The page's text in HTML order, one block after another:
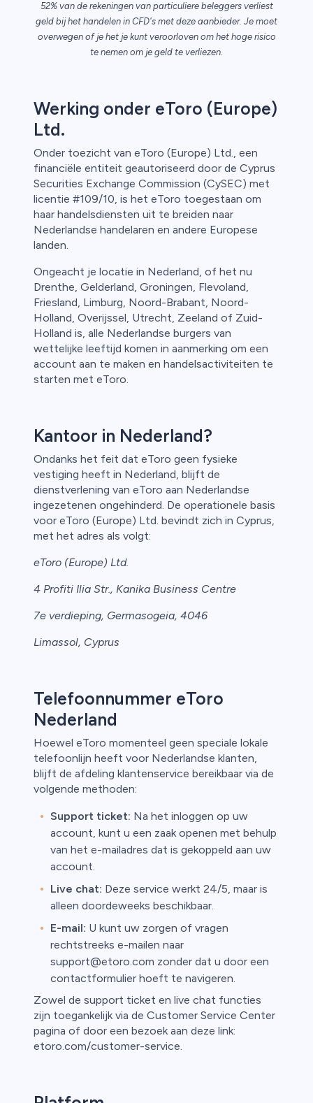
52% van de rekeningen van particuliere beleggers verliest
geld bij het handelen in CFD's met deze aanbieder. Je moet
overwegen of je het je kunt veroorloven om het hoge risico
te nemen om je geld te verliezen.
Werking onder eToro (Europe)
Ltd.
Onder toezicht van eToro (Europe) Ltd., een
financiële entiteit geautoriseerd door de Cyprus
Securities Exchange Commission (CySEC) met
licentie #109/10, is het eToro toegestaan om
haar handelsdiensten uit te breiden naar
Nederlandse handelaren en andere Europese
landen.
Ongeacht je locatie in Nederland, of het nu
Drenthe, Gelderland, Groningen, Flevoland,
Friesland, Limburg, Noord-Brabant, Noord-
Holland, Overijssel, Utrecht, Zeeland of Zuid-
Holland is, alle Nederlandse burgers van
wettelijke leeftijd komen in aanmerking om een
account aan te maken en handelsactiviteiten te
starten met eToro.
Kantoor in Nederland?
Ondanks het feit dat eToro geen fysieke
vestiging heeft in Nederland, blijft de
dienstverlening van eToro aan Nederlandse
ingezetenen ongehinderd. De operationele basis
voor eToro (Europe) Ltd. bevindt zich in Cyprus,
met het adres als volgt:
eToro (Europe) Ltd.
4 Profiti Ilia Str., Kanika Business Centre
7e verdieping, Germasogeia, 4046
Limassol, Cyprus
Telefoonnummer eToro
Nederland
Hoewel eToro momenteel geen speciale lokale
telefoonlijn heeft voor Nederlandse klanten,
blijft de afdeling klantenservice bereikbaar via de
volgende methoden:
Support ticket: Na het inloggen op uw
account, kunt u een zaak openen met behulp
van het e-mailadres dat is gekoppeld aan uw
account.
Live chat: Deze service werkt 24/5, maar is
alleen doordeweeks beschikbaar.
E-mail: U kunt uw zorgen of vragen
rechtstreeks e-mailen naar
support@etoro.com zonder dat u door een
contactformulier hoeft te navigeren.
Zowel de support ticket en live chat functies
zijn toegankelijk via de Customer Service Center
pagina of door een bezoek aan deze link:
etoro.com/customer-service.